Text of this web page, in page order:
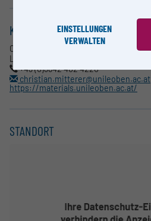
KONTAKT
Christian Mitterer
Lehrstuhl für Funktionale Werkstoffe
+43 (0)3842 402 4220
christian.mitterer@unileoben.ac.at
https://materials.unileoben.ac.at/
STANDORT
EINSTELLUNGEN
VERWALTEN